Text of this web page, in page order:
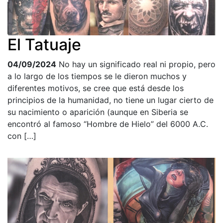
El Tatuaje
04/09/2024 No hay un significado real ni propio, pero
a lo largo de los tiempos se le dieron muchos y
diferentes motivos, se cree que está desde los
principios de la humanidad, no tiene un lugar cierto de
su nacimiento o aparición (aunque en Siberia se
encontró al famoso “Hombre de Hielo” del 6000 A.C.
con […]